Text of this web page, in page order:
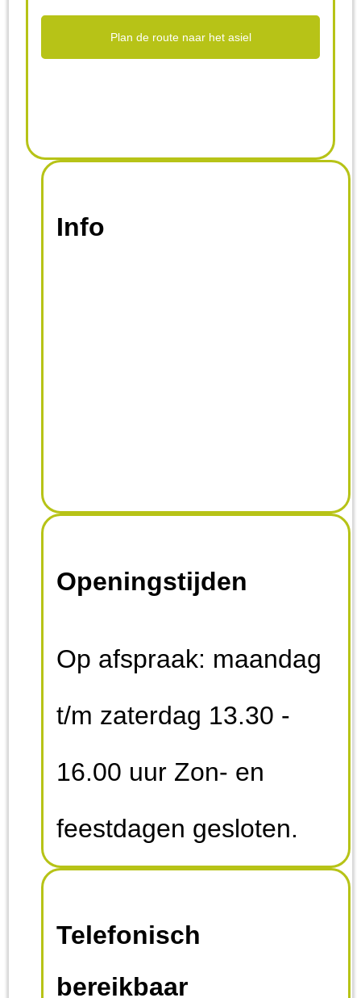
Plan de route naar het asiel
Info
Openingstijden
Op afspraak: maandag
t/m zaterdag 13.30 -
16.00 uur Zon- en
feestdagen gesloten.
Telefonisch
bereikbaar